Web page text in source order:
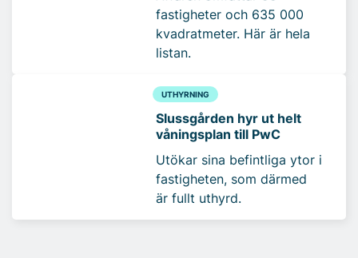
fastigheter och 635 000
kvadratmeter. Här är hela
listan.
UTHYRNING
Slussgården hyr ut helt
våningsplan till PwC
Utökar sina befintliga ytor i
fastigheten, som därmed
är fullt uthyrd.